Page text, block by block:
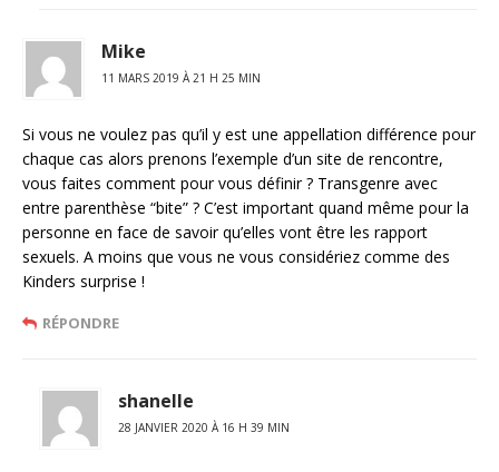
Mike
11 MARS 2019 À 21 H 25 MIN
Si vous ne voulez pas qu’il y est une appellation différence pour
chaque cas alors prenons l’exemple d’un site de rencontre,
vous faites comment pour vous définir ? Transgenre avec
entre parenthèse “bite” ? C’est important quand même pour la
personne en face de savoir qu’elles vont être les rapport
sexuels. A moins que vous ne vous considériez comme des
Kinders surprise !
RÉPONDRE
shanelle
28 JANVIER 2020 À 16 H 39 MIN